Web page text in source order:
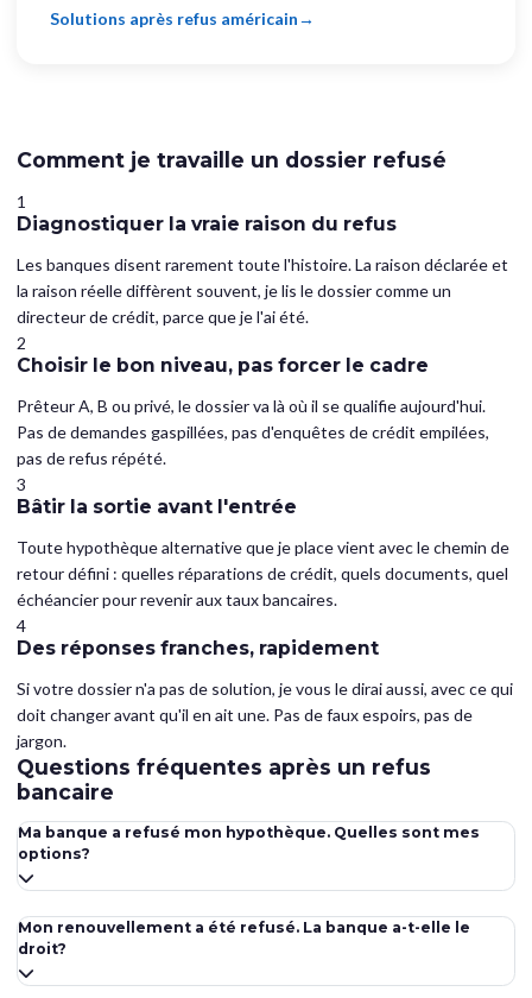
Solutions après refus américain
Comment je travaille un dossier refusé
1
Diagnostiquer la vraie raison du refus
Les banques disent rarement toute l'histoire. La raison déclarée et
la raison réelle diffèrent souvent, je lis le dossier comme un
directeur de crédit, parce que je l'ai été.
2
Choisir le bon niveau, pas forcer le cadre
Prêteur A, B ou privé, le dossier va là où il se qualifie aujourd'hui.
Pas de demandes gaspillées, pas d'enquêtes de crédit empilées,
pas de refus répété.
3
Bâtir la sortie avant l'entrée
Toute hypothèque alternative que je place vient avec le chemin de
retour défini : quelles réparations de crédit, quels documents, quel
échéancier pour revenir aux taux bancaires.
4
Des réponses franches, rapidement
Si votre dossier n'a pas de solution, je vous le dirai aussi, avec ce qui
doit changer avant qu'il en ait une. Pas de faux espoirs, pas de
jargon.
Questions fréquentes après un refus
bancaire
Ma banque a refusé mon hypothèque. Quelles sont mes
options?
critères les plus stricts), prêteurs B (réglementés, souples sur le
revenu et le crédit) et prêteurs privés (basés sur l'actif, court
terme). La plupart des dossiers refusés se qualifient chez un
Mon renouvellement a été refusé. La banque a-t-elle le
droit?